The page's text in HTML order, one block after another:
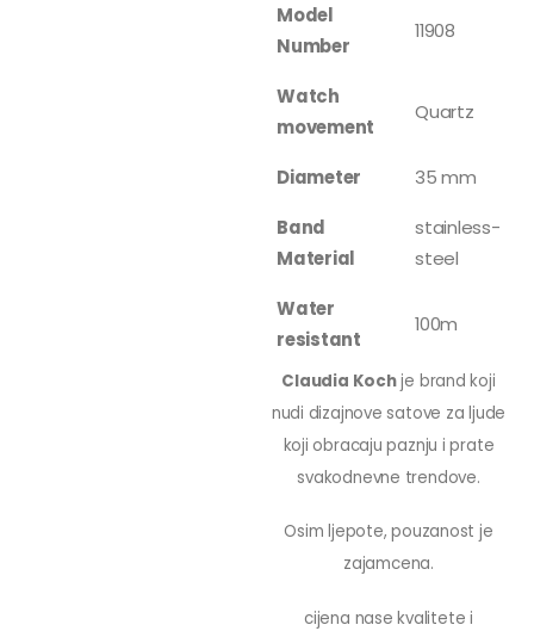
Model
Number
11908
Watch
movement
Quartz
Diameter
35 mm
Band
Material
stainless-
steel
Water
resistant
100m
Claudia Kochje brand koji
nudi dizajnove satove za ljude
koji obracaju paznju i prate
svakodnevne trendove.
Osim ljepote, pouzanost je
zajamcena.
cijena nase kvalitete i